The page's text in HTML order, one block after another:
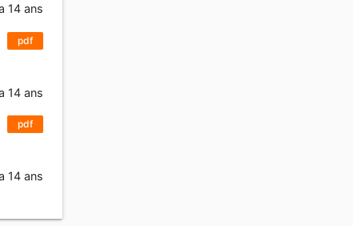
14 ans
pdf
14 ans
pdf
14 ans